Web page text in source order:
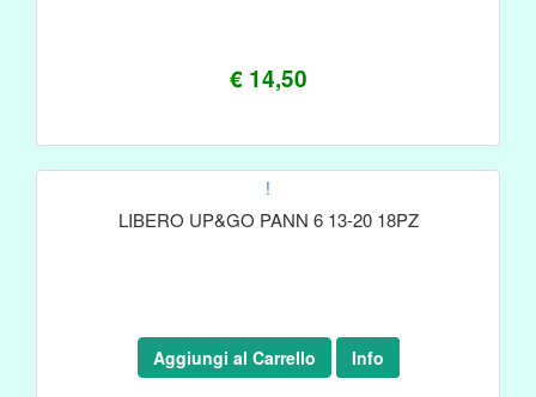
€ 14,50
!
LIBERO UP&GO PANN 6 13-20 18PZ
Aggiungi al Carrello Info